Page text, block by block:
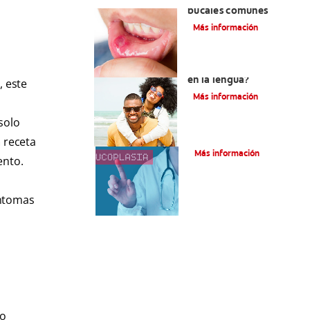
este
receta
bucales comunes
Más información
en la lengua?
Más información
Más información